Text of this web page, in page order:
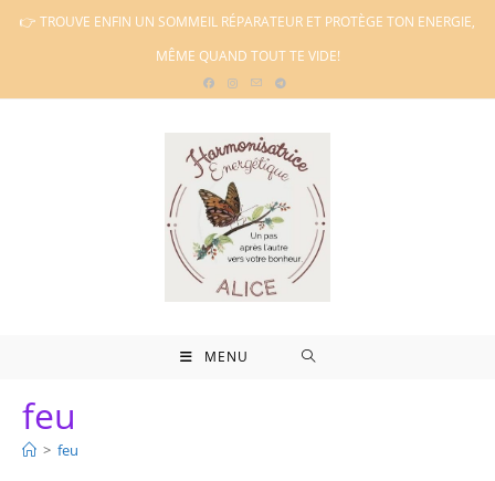
Skip👉 TROUVE ENFIN UN SOMMEIL RÉPARATEUR ET PROTÈGE TON ENERGIE,
MÊME QUAND TOUT TE VIDE!
MENU
feu
> feu